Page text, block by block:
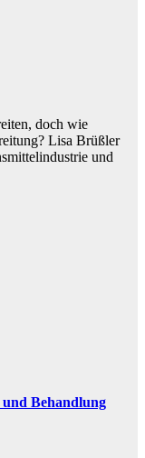
doch wie
Lisa Brüßler
und
und Behandlung